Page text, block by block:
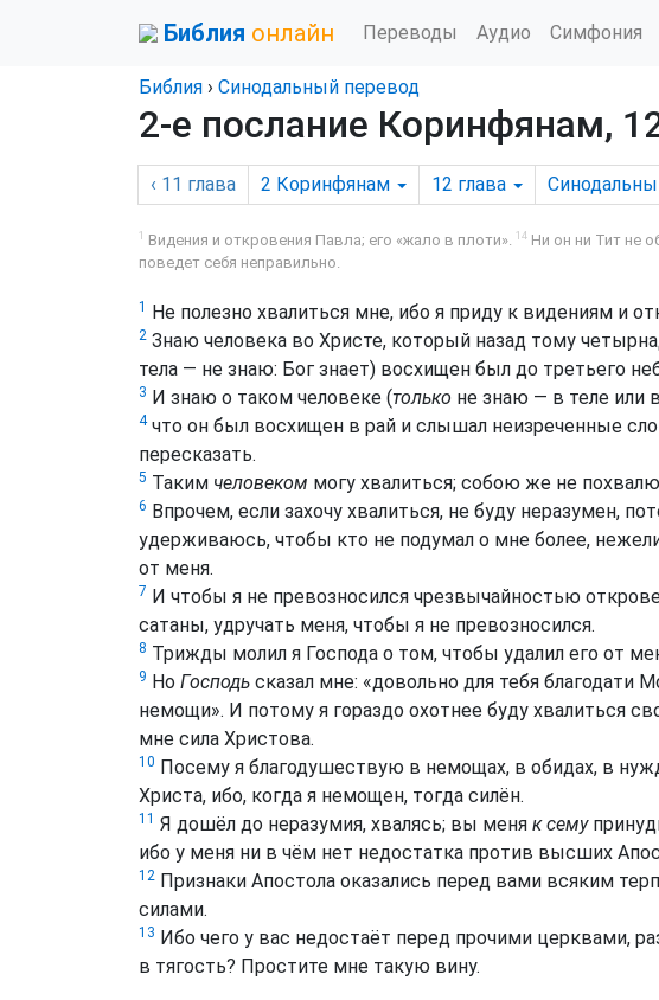
Библия онлайн Переводы Аудио Симфония
Библия › Синодальный перевод
2-е послание Коринфянам,
‹ 11 глава 2 Коринфянам 12 глава
1 Видения и откровения Павла; его «жало в плоти». 14 Ни он ни Тит не
поведет себя неправильно.
1 Не полезно хвалиться мне, ибо я приду к видениям и
2 Знаю человека во Христе, который назад тому
тела — не знаю: Бог знает) восхищен был до третьего
3 И знаю о таком человеке (только не знаю — в теле или
4что он был восхищен в рай и слышал неизреченные
пересказать.
5 Таким человеком могу хвалиться; собою же не
6 Впрочем, если захочу хвалиться, не буду неразумен,
удерживаюсь, чтобы кто не подумал о мне более,
от меня.
7 И чтобы я не превозносился чрезвычайностью
сатаны, удручать меня, чтобы я не превозносился.
8 Трижды молил я Господа о том, чтобы удалил его от
9 Но Господь сказал мне: «довольно для тебя благодати
немощи». И потому я гораздо охотнее буду хвалиться
мне сила Христова.
10 Посему я благодушествую в немощах, в обидах, в
Христа, ибо, когда я немощен, тогда силён.
11 Я дошёл до неразумия, хвалясь; вы меня к сему
ибо у меня ни в чём нет недостатка против высших
12 Признаки Апостола оказались перед вами всяким
силами.
13 Ибо чего у вас недостаёт перед прочими церквами,
в тягость? Простите мне такую вину.